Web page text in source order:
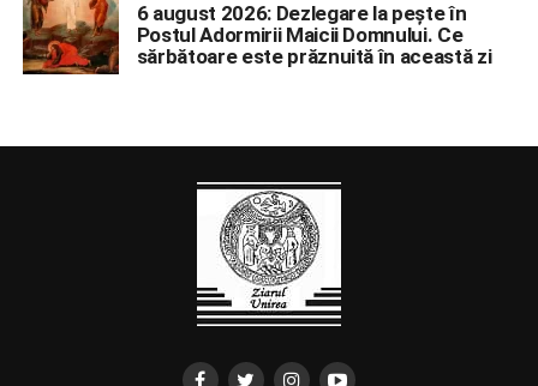
6 august 2026: Dezlegare la pește în
Postul Adormirii Maicii Domnului. Ce
sărbătoare este prăznuită în această zi